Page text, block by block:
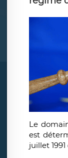
Le
est
juillet